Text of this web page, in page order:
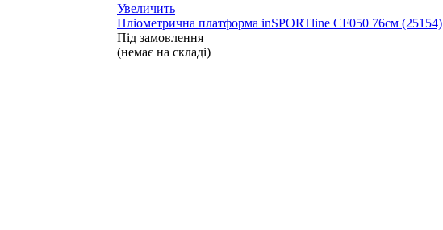
Увеличить
Пліометрична платформа inSPORTline CF050 76см (25154)
Під замовлення
(немає на складі)